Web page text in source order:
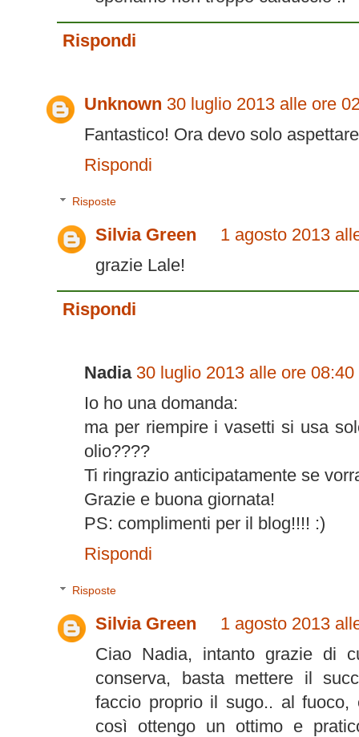
Rispondi
Unknown 30 luglio 2013 alle ore
Fantastico! Ora devo solo
Rispondi
Risposte
Silvia Green
1 agosto 2013
grazie Lale!
Rispondi
Nadia 30 luglio 2013 alle ore 08:40
Io ho una domanda:
ma per riempire i vasetti si usa
olio????
Ti ringrazio anticipatamente se
Grazie e buona giornata!
PS: complimenti per il blog!!!! :)
Rispondi
Risposte
Silvia Green
1 agosto 2013
Ciao Nadia, intanto grazie di
conserva, basta mettere il
faccio proprio il sugo.. al
così ottengo un ottimo e